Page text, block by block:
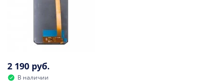
2 190 руб.
В наличии